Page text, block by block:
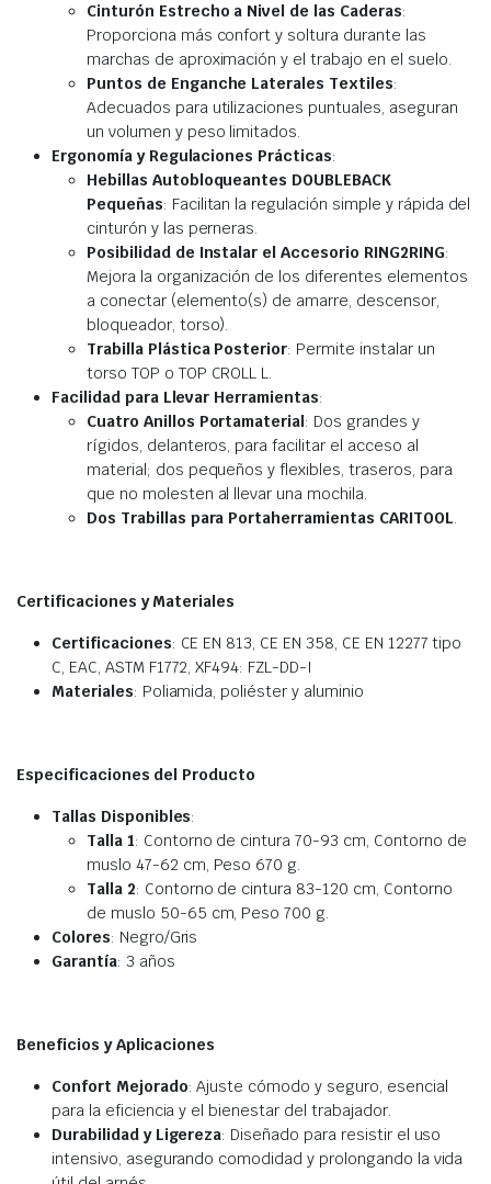
Cinturón Estrecho a Nivel de las Caderas:
Proporciona más confort y soltura durante las
marchas de aproximación y el trabajo en el suelo.
Puntos de Enganche Laterales Textiles:
Adecuados para utilizaciones puntuales, aseguran
un volumen y peso limitados.
Ergonomía y Regulaciones Prácticas:
Hebillas Autobloqueantes DOUBLEBACK
Pequeñas: Facilitan la regulación simple y rápida del
cinturón y las perneras.
Posibilidad de Instalar el Accesorio RING2RING:
Mejora la organización de los diferentes elementos
a conectar (elemento(s) de amarre, descensor,
bloqueador, torso).
Trabilla Plástica Posterior: Permite instalar un
torso TOP o TOP CROLL L.
Facilidad para Llevar Herramientas:
Cuatro Anillos Portamaterial: Dos grandes y
rígidos, delanteros, para facilitar el acceso al
material; dos pequeños y flexibles, traseros, para
que no molesten al llevar una mochila.
Dos Trabillas para Portaherramientas CARITOOL.
Certificaciones y Materiales
Certificaciones: CE EN 813, CE EN 358, CE EN 12277 tipo
C, EAC, ASTM F1772, XF494: FZL-DD-I
Materiales: Poliamida, poliéster y aluminio
Especificaciones del Producto
Tallas Disponibles:
Talla 1: Contorno de cintura 70-93 cm, Contorno de
muslo 47-62 cm, Peso 670 g.
Talla 2: Contorno de cintura 83-120 cm, Contorno
de muslo 50-65 cm, Peso 700 g.
Colores: Negro/Gris
Garantía: 3 años
Beneficios y Aplicaciones
Confort Mejorado: Ajuste cómodo y seguro, esencial
para la eficiencia y el bienestar del trabajador.
Durabilidad y Ligereza: Diseñado para resistir el uso
intensivo, asegurando comodidad y prolongando la vida